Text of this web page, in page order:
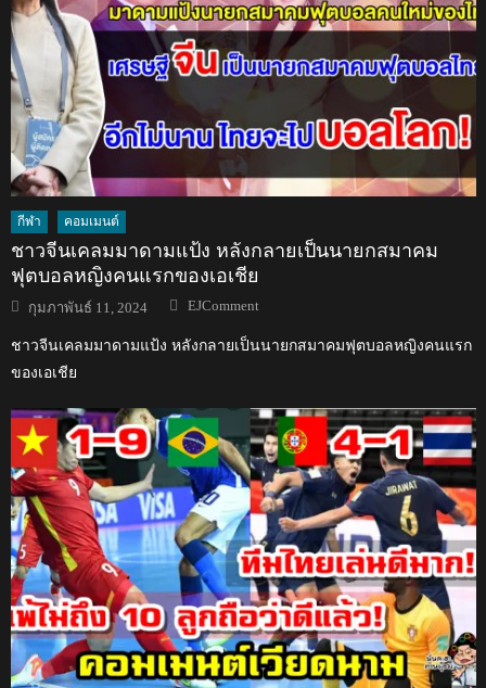
กีฬา คอมเมนต์
ชาวจีนเคลมมาดามแป้ง หลังกลายเป็นนายกสมาคม
ฟุตบอลหญิงคนแรกของเอเชีย
Posted
on
กุมภาพันธ์ 11, 2024 Author
EJComment
ชาวจีนเคลมมาดามแป้ง หลังกลายเป็นนายกสมาคมฟุตบอลหญิงคนแรก
ของเอเชีย